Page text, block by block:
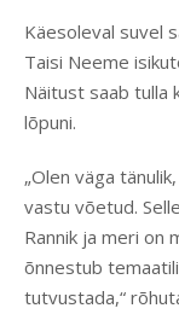
Käesoleval suvel
Taisi Neeme
Näitust saab tulla
lõpuni.
„Olen väga
vastu võetud.
Rannik ja meri on
õnnestub
tutvustada,“